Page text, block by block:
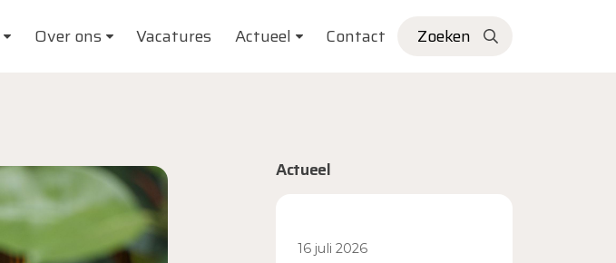
Over ons Vacatures Actueel Contact Zoeken
Actueel
16 juli 2026